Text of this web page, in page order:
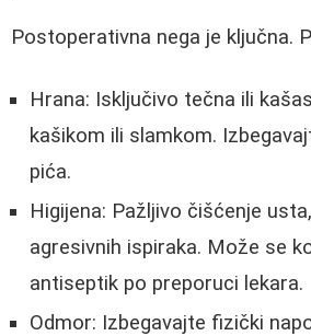
Postoperativna nega je ključna.
Hrana: Isključivo tečna ili
kašikom ili slamkom.
pića.
Higijena: Pažljivo čišćenje
agresivnih ispiraka. Može se
antiseptik po preporuci lekara.
Odmor: Izbegavajte fizički